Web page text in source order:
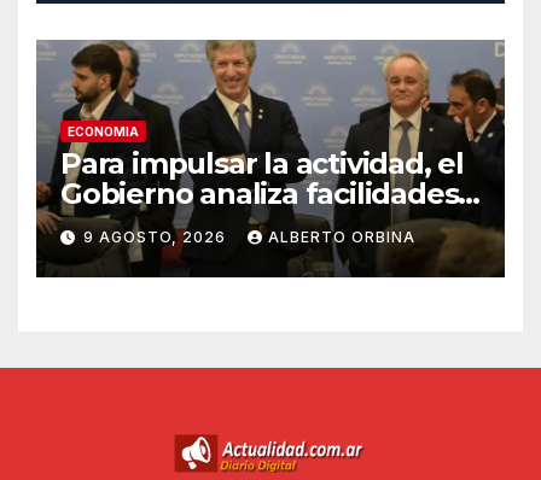
ECONOMIA
Para impulsar la actividad, el
Gobierno analiza facilidades
para que los bancos puedan
prestar dólares
9 AGOSTO, 2026 ALBERTO ORBINA